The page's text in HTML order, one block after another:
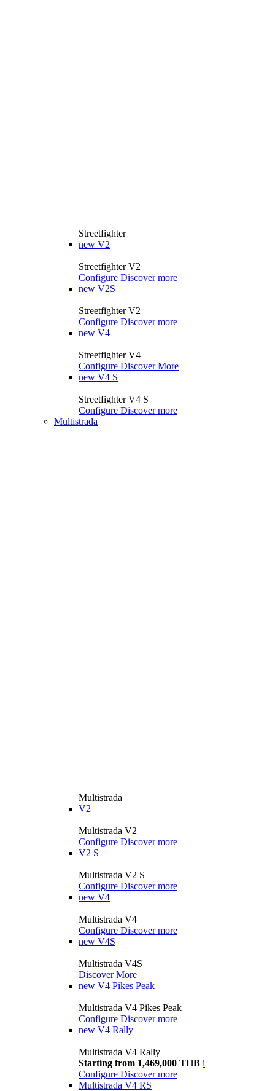
Streetfighter
new V2
Streetfighter V2
Configure Discover more
new V2S
Streetfighter V2
Configure Discover more
new V4
Streetfighter V4
Configure Discover More
new V4 S
Streetfighter V4 S
Configure Discover more
Multistrada
Multistrada
V2
Multistrada V2
Configure Discover more
V2 S
Multistrada V2 S
Configure Discover more
new V4
Multistrada V4
Configure Discover more
new V4S
Multistrada V4S
Discover More
new V4 Pikes Peak
Multistrada V4 Pikes Peak
Configure Discover more
new V4 Rally
Multistrada V4 Rally
Starting from 1,469,000 THB i
Configure Discover more
Multistrada V4 RS